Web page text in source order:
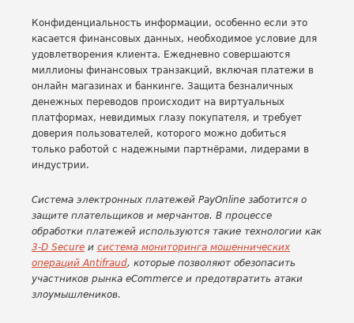
Конфиденциальность информации, особенно если это
касается финансовых данных, необходимое условие для
удовлетворения клиента. Ежедневно совершаются
миллионы финансовых транзакций, включая платежи в
онлайн магазинах и банкинге. Защита безналичных
денежных переводов происходит на виртуальных
платформах, невидимых глазу покупателя, и требует
доверия пользователей, которого можно добиться
только работой с надежными партнёрами, лидерами в
индустрии.
Система электронных платежей PayOnline заботится о
защите плательщиков и мерчантов. В процессе
обработки платежей используются такие технологии как
3-D Secure и система мониторинга мошеннических
операций Antifraud, которые позволяют обезопасить
участников рынка eCommerce и предотвратить атаки
злоумышлеников.